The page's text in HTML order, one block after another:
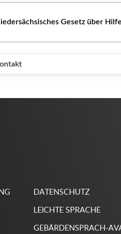
Gesetz über
DATENSCHUTZ
LEICHTE SPRACHE
GEBÄRDENSPRACH-